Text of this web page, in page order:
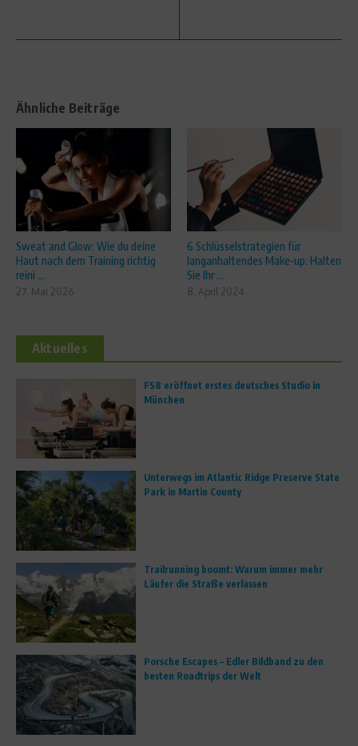
Ähnliche Beiträge
Sweat and Glow: Wie du deine
Haut nach dem Training richtig
reini ...
27. Mai 2026
6 Schlüsselstrategien für
langanhaltendes Make-up: Halten
Sie Ihr ...
8. April 2024
Aktuelles
FS8 eröffnet erstes deutsches Studio in
München
Unterwegs im Atlantic Ridge Preserve State
Park in Martin County
Trailrunning boomt: Warum immer mehr
Läufer die Straße verlassen
Porsche Escapes – Edler Bildband zu den
besten Roadtrips der Welt